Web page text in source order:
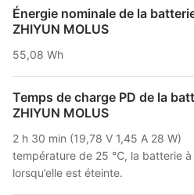
Énergie nominale de la
ZHIYUN MOLUS
55,08 Wh
Temps de charge PD de la
ZHIYUN MOLUS
2 h 30 min (19,78 V 1,45 A 28 W)
température de 25 ℃, la batterie à
lorsqu’elle est éteinte.